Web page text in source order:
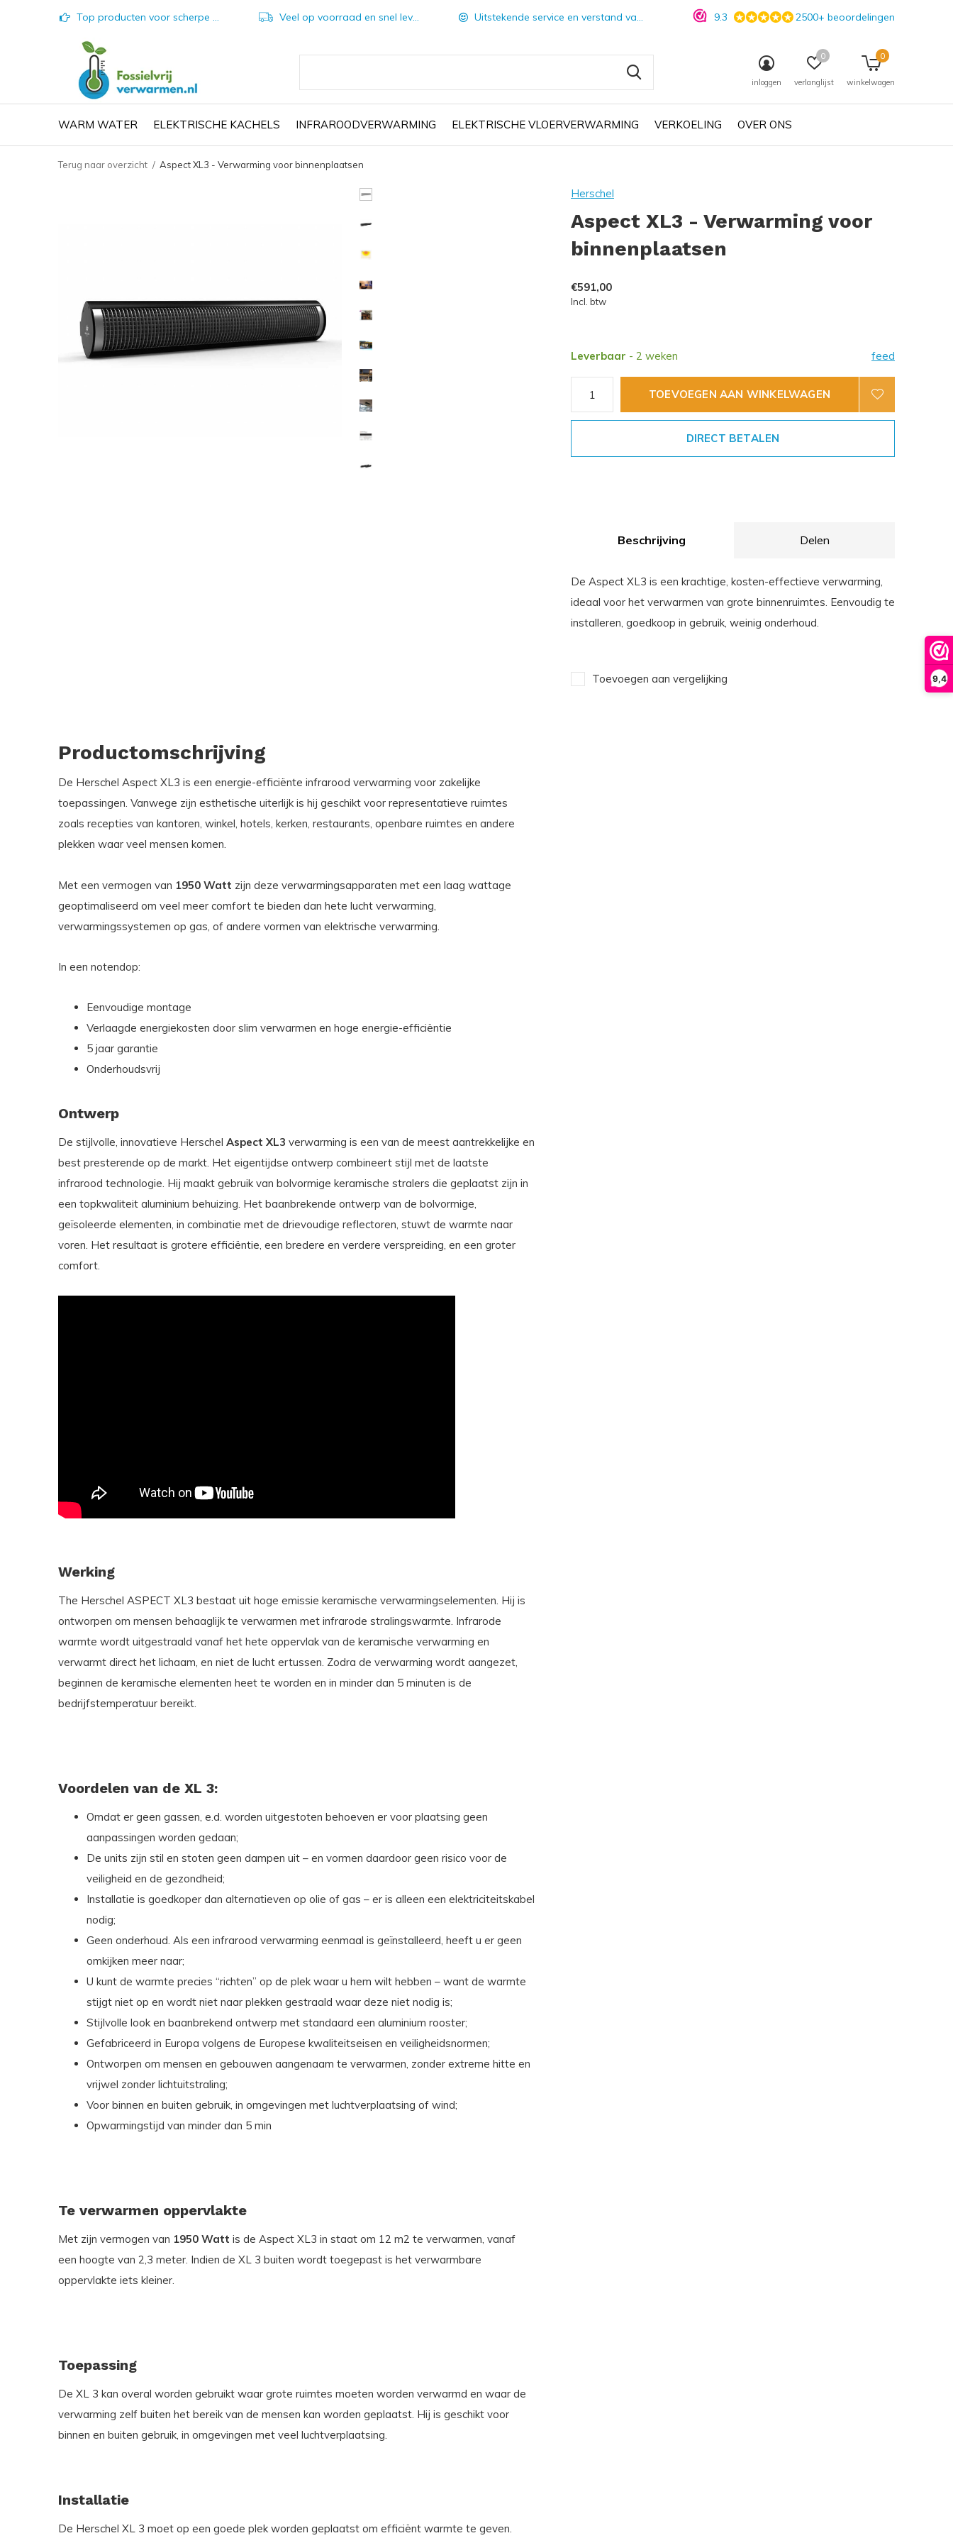
9,4
WARM WATER ELEKTRISCHE KACHELS INFRAROODVERWARMING ELEKTRISCHE VLOERVERWARMING VERKOELING OVER ONS
inloggen verlanglijst
0
winkelwagen
0
Top producten voor scherpe prijzen Veel op voorraad en snel leverbaar Uitstekende service en verstand van zaken 9.3 2500+ beoordelingen
Terug naar overzicht Aspect XL3 - Verwarming voor binnenplaatsen
Herschel
Aspect XL3 - Verwarming voor
binnenplaatsen
€591,00
Incl. btw
Leverbaar - 2 weken feed
TOEVOEGEN AAN WINKELWAGEN
DIRECT BETALEN
Beschrijving Delen
De Aspect XL3 is een krachtige, kosten-effectieve verwarming,
ideaal voor het verwarmen van grote binnenruimtes. Eenvoudig te
installeren, goedkoop in gebruik, weinig onderhoud.
Toevoegen aan vergelijking
Productomschrijving
De Herschel Aspect XL3 is een energie-efficiënte infrarood verwarming voor zakelijke
toepassingen. Vanwege zijn esthetische uiterlijk is hij geschikt voor representatieve ruimtes
zoals recepties van kantoren, winkel, hotels, kerken, restaurants, openbare ruimtes en andere
plekken waar veel mensen komen.
Met een vermogen van 1950 Watt zijn deze verwarmingsapparaten met een laag wattage
geoptimaliseerd om veel meer comfort te bieden dan hete lucht verwarming,
verwarmingssystemen op gas, of andere vormen van elektrische verwarming.
In een notendop:
Eenvoudige montage
Verlaagde energiekosten door slim verwarmen en hoge energie-efficiëntie
5 jaar garantie
Onderhoudsvrij
Ontwerp
De stijlvolle, innovatieve Herschel Aspect XL3 verwarming is een van de meest aantrekkelijke en
best presterende op de markt. Het eigentijdse ontwerp combineert stijl met de laatste
infrarood technologie. Hij maakt gebruik van bolvormige keramische stralers die geplaatst zijn in
een topkwaliteit aluminium behuizing. Het baanbrekende ontwerp van de bolvormige,
geïsoleerde elementen, in combinatie met de drievoudige reflectoren, stuwt de warmte naar
voren. Het resultaat is grotere efficiëntie, een bredere en verdere verspreiding, en een groter
comfort.
Werking
The Herschel ASPECT XL3 bestaat uit hoge emissie keramische verwarmingselementen. Hij is
ontworpen om mensen behaaglijk te verwarmen met infrarode stralingswarmte. Infrarode
warmte wordt uitgestraald vanaf het hete oppervlak van de keramische verwarming en
verwarmt direct het lichaam, en niet de lucht ertussen. Zodra de verwarming wordt aangezet,
beginnen de keramische elementen heet te worden en in minder dan 5 minuten is de
bedrijfstemperatuur bereikt.
Voordelen van de XL 3:
Omdat er geen gassen, e.d. worden uitgestoten behoeven er voor plaatsing geen
aanpassingen worden gedaan;
De units zijn stil en stoten geen dampen uit – en vormen daardoor geen risico voor de
veiligheid en de gezondheid;
Installatie is goedkoper dan alternatieven op olie of gas – er is alleen een elektriciteitskabel
nodig;
Geen onderhoud. Als een infrarood verwarming eenmaal is geïnstalleerd, heeft u er geen
omkijken meer naar;
U kunt de warmte precies “richten” op de plek waar u hem wilt hebben – want de warmte
stijgt niet op en wordt niet naar plekken gestraald waar deze niet nodig is;
Stijlvolle look en baanbrekend ontwerp met standaard een aluminium rooster;
Gefabriceerd in Europa volgens de Europese kwaliteitseisen en veiligheidsnormen;
Ontworpen om mensen en gebouwen aangenaam te verwarmen, zonder extreme hitte en
vrijwel zonder lichtuitstraling;
Voor binnen en buiten gebruik, in omgevingen met luchtverplaatsing of wind;
Opwarmingstijd van minder dan 5 min
Te verwarmen oppervlakte
Met zijn vermogen van 1950 Watt is de Aspect XL3 in staat om 12 m2 te verwarmen, vanaf
een hoogte van 2,3 meter. Indien de XL 3 buiten wordt toegepast is het verwarmbare
oppervlakte iets kleiner.
Toepassing
De XL 3 kan overal worden gebruikt waar grote ruimtes moeten worden verwarmd en waar de
verwarming zelf buiten het bereik van de mensen kan worden geplaatst. Hij is geschikt voor
binnen en buiten gebruik, in omgevingen met veel luchtverplaatsing.
Installatie
De Herschel XL 3 moet op een goede plek worden geplaatst om efficiënt warmte te geven.